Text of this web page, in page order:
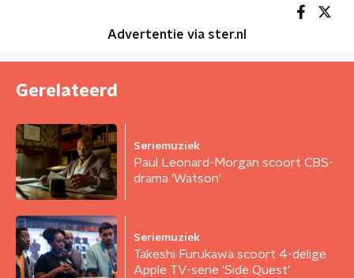
Advertentie via ster.nl
Gerelateerd
Seriemuziek
Paul Leonard-Morgan scoort CBS-
drama 'Watson'
Seriemuziek
Takeshi Furukawa scoort 4-delige
Apple TV-serie 'Side Quest'